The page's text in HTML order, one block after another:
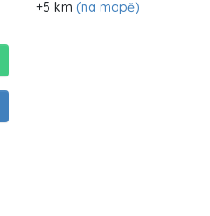
+5 km (na mapě)